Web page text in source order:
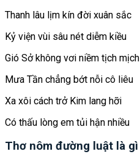
Thanh lâu lịm kín đời xuân sắc
Kỷ viện vùi sâu nét diễm kiều
Gió Sở không vơi niềm tịch mịch
Mưa Tần chẳng bớt nỗi cô liêu
Xa xôi cách trở Kim lang hỡi
Có thấu lòng em tủi hận nhiều
Thơ nôm đường luật là gì